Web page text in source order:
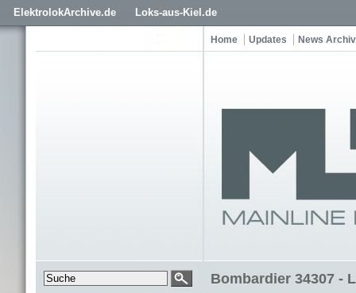
ElektrolokArchive.de Loks-aus-Kiel.de
Home Updates News Archiv
Bombardier 34307 -